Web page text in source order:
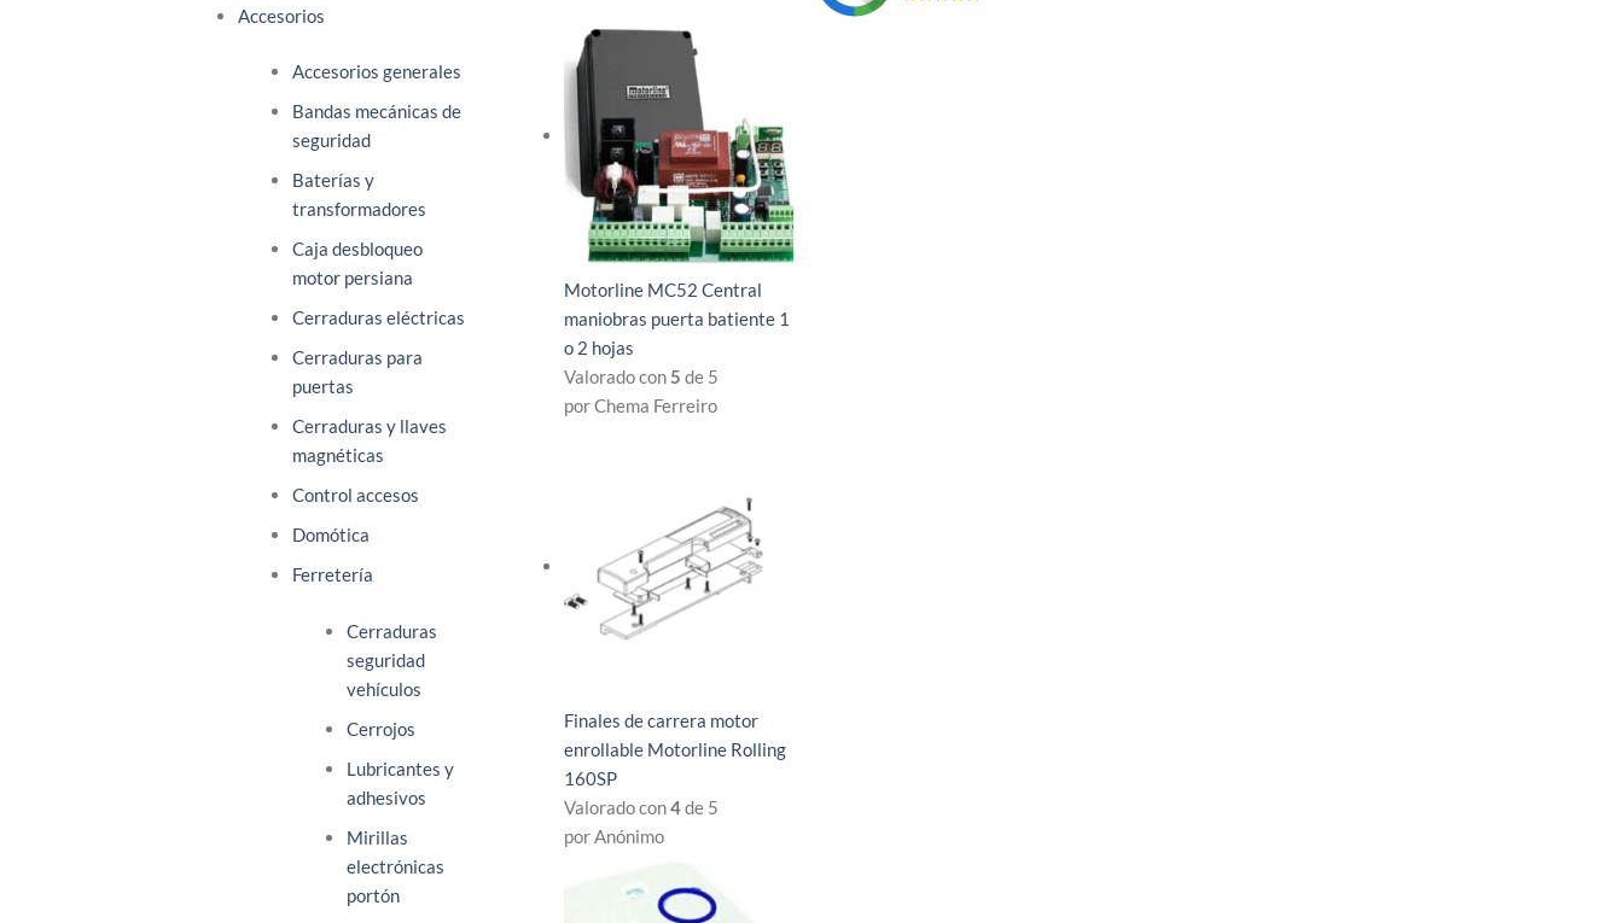
Accesorios
Accesorios generales
Bandas mecánicas de
seguridad
Baterías y
transformadores
Caja desbloqueo
motor persiana
Cerraduras eléctricas
Cerraduras para
puertas
Cerraduras y llaves
magnéticas
Control accesos
Domótica
Ferretería
Cerraduras
seguridad
vehículos
Cerrojos
Lubricantes y
adhesivos
Mirillas
electrónicas
portón
Motorline MC52 Central
maniobras puerta batiente 1
o 2 hojas
Valorado con5 de 5
por Chema Ferreiro
Finales de carrera motor
enrollable Motorline Rolling
160SP
Valorado con4de 5
por Anónimo